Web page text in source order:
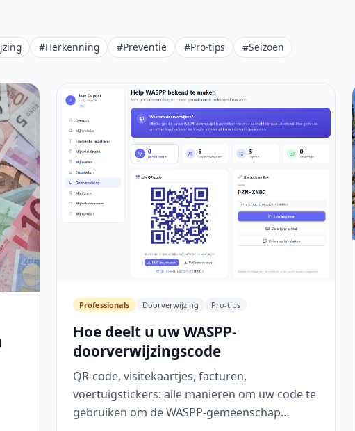
#Herkenning #Preventie #Pro-tips #Seizoen
Professionals Doorverwijzing Pro-tips
Hoe deelt u uw WASPP-
doorverwijzingscode
QR-code, visitekaartjes, facturen,
voertuigstickers: alle manieren om uw code te
gebruiken om de WASPP-gemeenschap